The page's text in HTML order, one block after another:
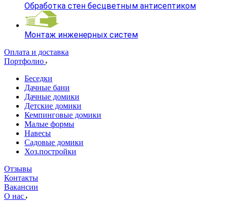
Обработка стен бесцветным антисептиком
Монтаж инженерных систем
Оплата и доставка
Портфолио
Беседки
Дачные бани
Дачные домики
Детские домики
Кемпинговые домики
Малые формы
Навесы
Садовые домики
Хоз.постройки
Отзывы
Контакты
Вакансии
О нас